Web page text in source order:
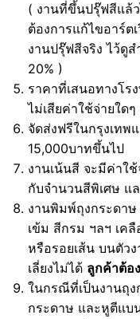
( งานที่ขึ้นปรุ๊ฟสีแล้
ต้องการแก้ไขอาร์ต
งานปรุ๊ฟสีจริง ไว้ดู
20% )
ราคาที่เสนอทางโ
ไม่เสียค่าใช้จ่ายใดๆ
จัดส่งฟรีในกรุงเท
15,000บาทขึ้นไป
งานเน้นสี จะมีค่าใ
กับจำนวนสีพิเศษ แ
งานพิมพ์ถุงกระดาษ
เข้ม สีกรม ฯลฯ เค
หรือรอยเส้น บนตัว
เลี่ยงไม่ได้ ลูกค้าต้อ
ในกรณีที่เป็นงานถุ
กระดาษ และหูตีแบ